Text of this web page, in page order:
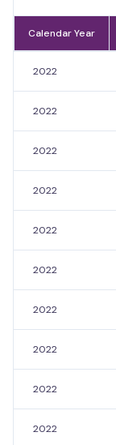
Calendar Year
2022
2022
2022
2022
2022
2022
2022
2022
2022
2022